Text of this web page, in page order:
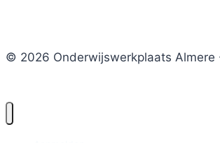
© 2026 Onderwijswerkplaats Almere